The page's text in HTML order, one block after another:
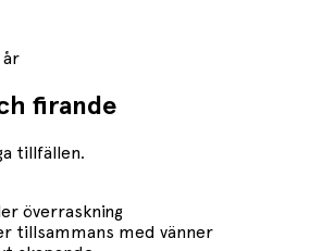
år
firande
tillfällen.
överraskning
tillsammans med vänner